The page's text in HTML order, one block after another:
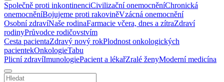
Společně proti inkontinenciCivilizační onemocněníChronická
onemocněníBojujeme proti rakoviněVzácná onemocnění
Osobní zdravíNaše rodinaFarmacie včera, dnes a zítraZdraví
rodinyPrůvodce rodičovstvím
Cesta pacientaZdravý nový rokPlodnost onkologických
pacientekOnkologieTabu
Plicní zdravíImunologiePacient a lékařZralé ženyModerní medicína